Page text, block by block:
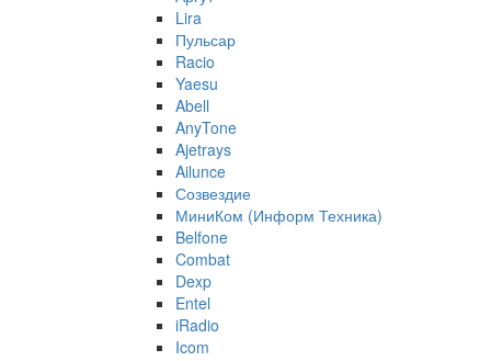
Lira
Пульсар
Racio
Yaesu
Abell
AnyTone
Ajetrays
Ailunce
Созвездие
МиниКом (Информ Техника)
Belfone
Combat
Dexp
Entel
iRadio
Icom